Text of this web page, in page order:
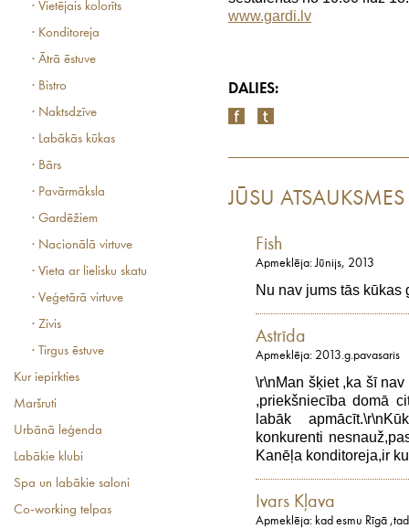
· Vietējais kolorīts
· Konditoreja
· Ātrā ēstuve
· Bistro
· Naktsdzīve
· Labākās kūkas
· Bārs
· Pavārmāksla
· Gardēžiem
· Nacionālā virtuve
· Vieta ar lielisku skatu
· Veģetārā virtuve
· Zivis
· Tirgus ēstuve
Kur iepirkties
Maršruti
Urbānā leģenda
Labākie klubi
Spa un labākie saloni
Co-working telpas
www.gardi.lv
DALIES:
JŪSU ATSAUKSMES
Fish
Apmeklēja: Jūnijs, 2013
Nu nav jums tās kūkas
Astrīda
Apmeklēja: 2013.g.pavasaris
\r\nMan šķiet ,ka šī
,priekšniecība domā
labāk
konkurenti
Kanēļa konditoreja,ir
Ivars Kļava
Apmeklēja: kad esmu Rīgā